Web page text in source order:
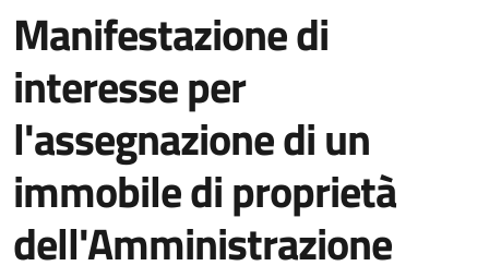
Manifestazione di
interesse per
l'assegnazione di un
immobile di proprietà
dell'Amministrazione